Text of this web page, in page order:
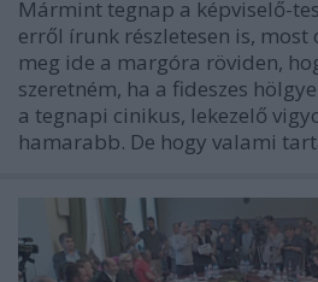
Mármint tegnap a képviselő-
erről írunk részletesen is, most
meg ide a margóra röviden,
szeretném, ha a fideszes
a tegnapi cinikus, lekezelő
hamarabb. De hogy valami